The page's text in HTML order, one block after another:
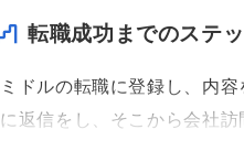
転職成功までのステ
ミドルの転職に登録し、内
に返信をし、そこから会社